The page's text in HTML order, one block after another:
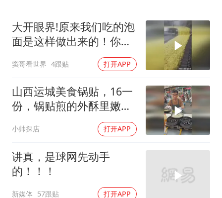
《龙餐馆》 冲奖
蒯曼挺进WTT横滨冠军赛女单四强
武契奇会见泽连斯基有何意图
构建更高水平的全民健身公共服务体系
大开眼界!原来我们吃的泡
面是这样做出来的！你还
窦哥看世界 4跟贴 打开APP
山西运城美食锅贴，16一
份，锅贴煎的外酥里嫩，
小帅探店 打开APP
讲真，是球网先动手
的！！！
新媒体 57跟贴 打开APP